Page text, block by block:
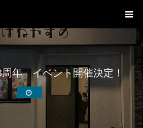
年」イベント開催決定！